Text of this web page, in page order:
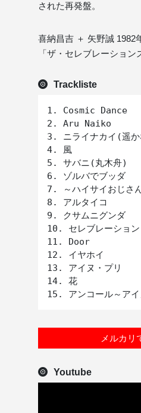
された再発盤。
喜納昌吉 ＋ 矢野誠 1982
「ザ・セレブレーション
Trackliste
1. Cosmic Dance
2. Aru Naiko
3. ニライナカイ(遥か
4. 風
5. サバニ(丸木舟)
6. ゾルバでブッダ
7. ～ハイサイおじさ
8. アルタイコ
9. クサムニグンダ
10. セレブレーショ
11. Door
12. イヤホイ
13. アイヌ・プリ
14. 花
メルカリ
Youtube